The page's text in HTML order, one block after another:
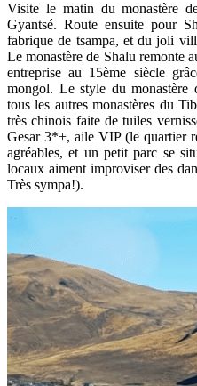
Visite le matin du monastère
Gyantsé. Route ensuite pour
fabrique de tsampa, et du joli
Le monastère de Shalu remonte
entreprise au 15ème siècle
mongol. Le style du monastère
tous les autres monastères du
très chinois faite de tuiles
Gesar 3*+, aile VIP (le quartier
agréables, et un petit parc se
locaux aiment improviser des
Très sympa!).